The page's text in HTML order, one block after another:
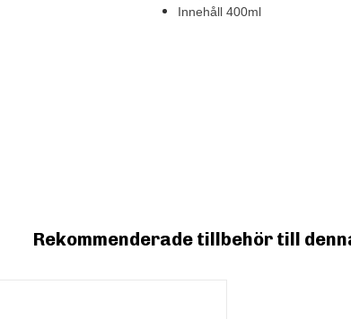
Innehåll 400ml
Rekommenderade tillbehör till